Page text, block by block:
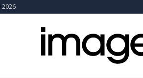
2026